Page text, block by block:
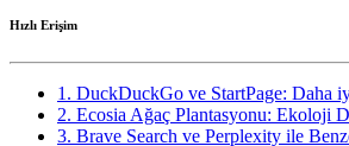
Hızlı Erişim
1. DuckDuckGo ve StartPage: Daha
2. Ecosia Ağaç Plantasyonu: Ekoloji
3. Brave Search ve Perplexity ile